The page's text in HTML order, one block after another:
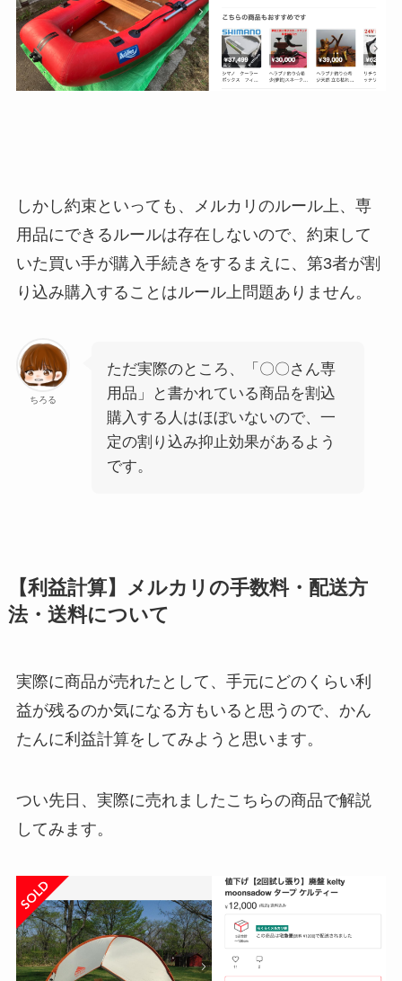
しかし約束といっても、メルカリのルール上、専
用品にできるルールは存在しないので、約束して
いた買い手が購入手続きをするまえに、第3者が割
り込み購入することはルール上問題ありません。
ちろる
ただ実際のところ、「〇〇さん専
用品」と書かれている商品を割込
購入する人はほぼいないので、一
定の割り込み抑止効果があるよう
です。
【利益計算】メルカリの手数料・配送方
法・送料について
実際に商品が売れたとして、手元にどのくらい利
益が残るのか気になる方もいると思うので、かん
たんに利益計算をしてみようと思います。
つい先日、実際に売れましたこちらの商品で解説
してみます。